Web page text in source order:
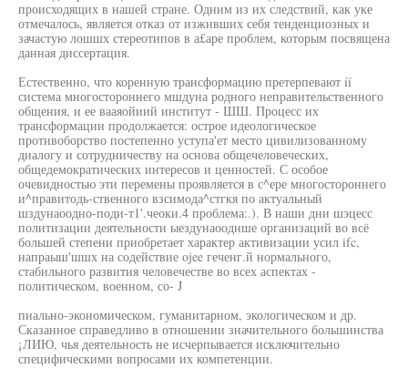
происходящих в нашей стране. Одним из их следствий, как уке
отмечалось, является отказ от изживших себя тенденциозных и
зачастую лошшх стереотипов в а£аре проблем, которым посвящена
данная диссертация.
Естественно, что коренную трансформацию претерпевают íí
система многостороннего мшдуна родного неправительственного
общения, и ее вааяойиий институт - ШШ. Процесс их
трансформации продолжается: острое идеологическое
противоборство постепенно уступа'ет место цивилизованному
диалогу и сотрудничеству на основа общечеловеческих,
общедемократических интересов и ценностей. С особое
очевидностью эти перемены проявляется в с^ере многостороннего
и^правитодь-ственного взсимода^стгкя по актуальный
шздунаоодно-поди-т1'.чеоки.4 проблема:.). В наши дни шэцесс
политизации деятельности ыездунаооднше организаций во всё
большей степени приобретает характер активизации усил ifc,
напраыш'шшх на содействие ojee геченг.й нормального,
стабильного развития человечестве во всех аспектах -
политическом, военном, со- J
пиально-экономическом, гуманитарном, экологическом и др.
Сказанное справедливо в отношении значительного большинства
¡ЛИЮ, чья деятельность не исчерпывается исключительно
специфическими вопросами их компетенции.